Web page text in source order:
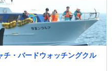
・バードウォッチングクル